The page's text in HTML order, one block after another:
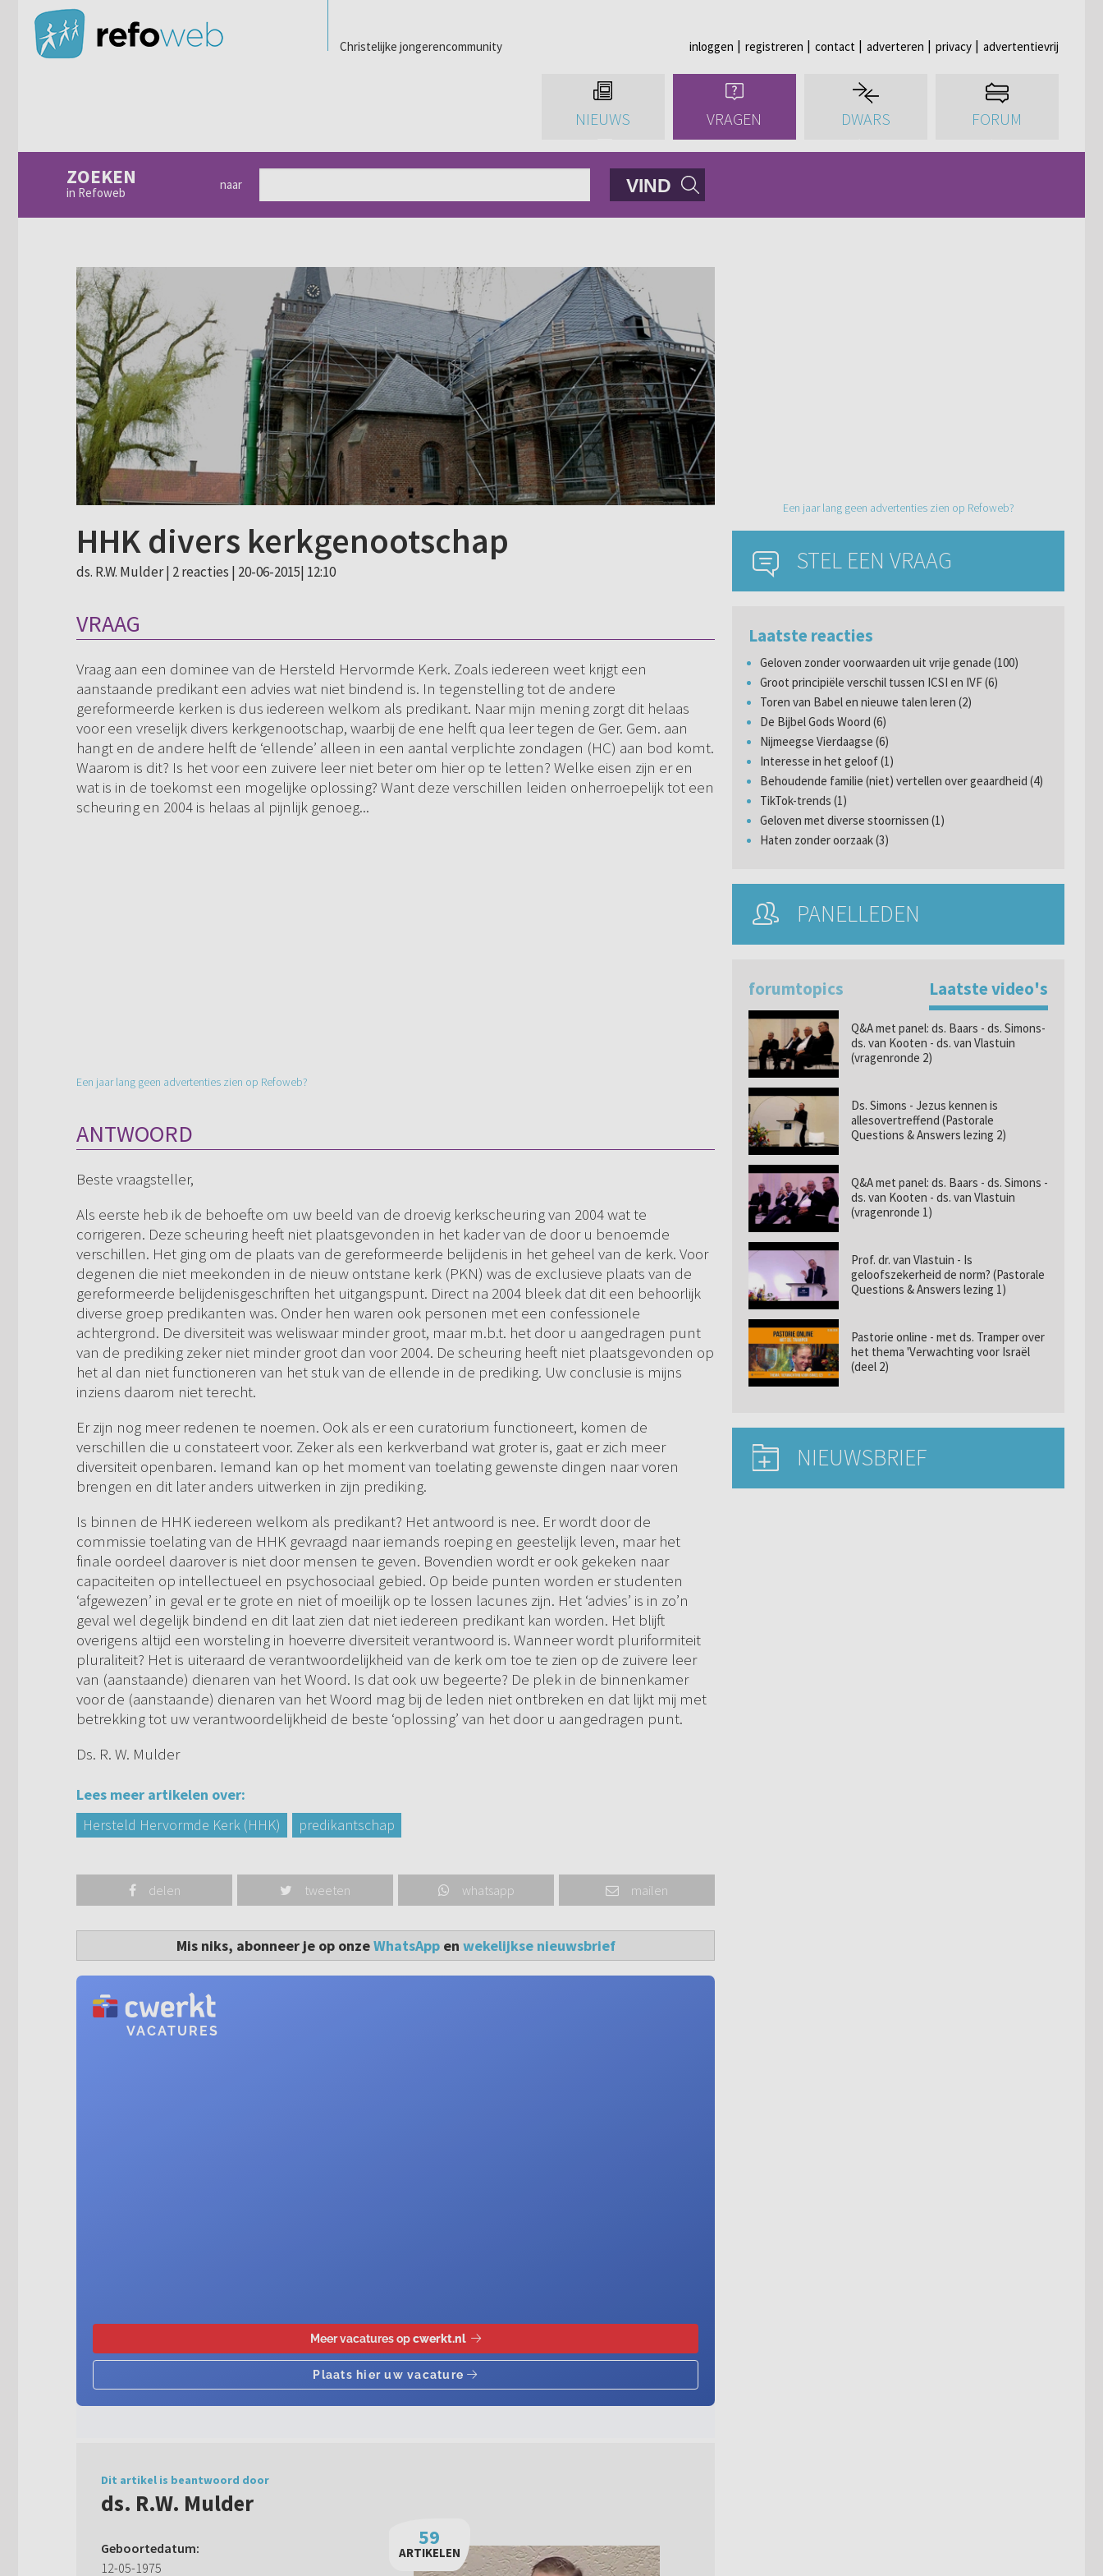
Christelijke jongerencommunity inloggen registreren contact adverteren privacy advertentievrij
NIEUWS VRAGEN DWARS FORUM
ZOEKEN
in Refoweb
naar VIND
HHK divers kerkgenootschap
ds. R.W. Mulder | 2 reacties | 20-06-2015| 12:10
VRAAG
Vraag aan een dominee van de Hersteld Hervormde Kerk. Zoals iedereen weet krijgt een
aanstaande predikant een advies wat niet bindend is. In tegenstelling tot de andere
gereformeerde kerken is dus iedereen welkom als predikant. Naar mijn mening zorgt dit helaas
voor een vreselijk divers kerkgenootschap, waarbij de ene helft qua leer tegen de Ger. Gem. aan
hangt en de andere helft de ‘ellende’ alleen in een aantal verplichte zondagen (HC) aan bod komt.
Waarom is dit? Is het voor een zuivere leer niet beter om hier op te letten? Welke eisen zijn er en
wat is in de toekomst een mogelijke oplossing? Want deze verschillen leiden onherroepelijk tot een
scheuring en 2004 is helaas al pijnlijk genoeg...
Een jaar lang geen advertenties zien op Refoweb?
ANTWOORD
Beste vraagsteller,
Als eerste heb ik de behoefte om uw beeld van de droevig kerkscheuring van 2004 wat te
corrigeren. Deze scheuring heeft niet plaatsgevonden in het kader van de door u benoemde
verschillen. Het ging om de plaats van de gereformeerde belijdenis in het geheel van de kerk. Voor
degenen die niet meekonden in de nieuw ontstane kerk (PKN) was de exclusieve plaats van de
gereformeerde belijdenisgeschriften het uitgangspunt. Direct na 2004 bleek dat dit een behoorlijk
diverse groep predikanten was. Onder hen waren ook personen met een confessionele
achtergrond. De diversiteit was weliswaar minder groot, maar m.b.t. het door u aangedragen punt
van de prediking zeker niet minder groot dan voor 2004. De scheuring heeft niet plaatsgevonden op
het al dan niet functioneren van het stuk van de ellende in de prediking. Uw conclusie is mijns
inziens daarom niet terecht.
Er zijn nog meer redenen te noemen. Ook als er een curatorium functioneert, komen de
verschillen die u constateert voor. Zeker als een kerkverband wat groter is, gaat er zich meer
diversiteit openbaren. Iemand kan op het moment van toelating gewenste dingen naar voren
brengen en dit later anders uitwerken in zijn prediking.
Is binnen de HHK iedereen welkom als predikant? Het antwoord is nee. Er wordt door de
commissie toelating van de HHK gevraagd naar iemands roeping en geestelijk leven, maar het
finale oordeel daarover is niet door mensen te geven. Bovendien wordt er ook gekeken naar
capaciteiten op intellectueel en psychosociaal gebied. Op beide punten worden er studenten
‘afgewezen’ in geval er te grote en niet of moeilijk op te lossen lacunes zijn. Het ‘advies’ is in zo’n
geval wel degelijk bindend en dit laat zien dat niet iedereen predikant kan worden. Het blijft
overigens altijd een worsteling in hoeverre diversiteit verantwoord is. Wanneer wordt pluriformiteit
pluraliteit? Het is uiteraard de verantwoordelijkheid van de kerk om toe te zien op de zuivere leer
van (aanstaande) dienaren van het Woord. Is dat ook uw begeerte? De plek in de binnenkamer
voor de (aanstaande) dienaren van het Woord mag bij de leden niet ontbreken en dat lijkt mij met
betrekking tot uw verantwoordelijkheid de beste ‘oplossing’ van het door u aangedragen punt.
Ds. R. W. Mulder
Lees meer artikelen over:
Hersteld Hervormde Kerk (HHK)
predikantschap
delen tweeten whatsapp mailen
Mis niks, abonneer je op onzeWhatsAppen wekelijkse nieuwsbrief
Dit artikel is beantwoord door
ds. R.W. Mulder
Geboortedatum:
12-05-1975
59
ARTIKELEN
Een jaar lang geen advertenties zien op Refoweb?
STEL EEN VRAAG
Laatste reacties
Geloven zonder voorwaarden uit vrije genade (100)
Groot principiële verschil tussen ICSI en IVF (6)
Toren van Babel en nieuwe talen leren (2)
De Bijbel Gods Woord (6)
Nijmeegse Vierdaagse (6)
Interesse in het geloof (1)
Behoudende familie (niet) vertellen over geaardheid (4)
TikTok-trends (1)
Geloven met diverse stoornissen (1)
Haten zonder oorzaak (3)
PANELLEDEN
forumtopics Laatste video's
Q&A met panel: ds. Baars - ds. Simons-
ds. van Kooten - ds. van Vlastuin
(vragenronde 2)
Ds. Simons - Jezus kennen is
allesovertreffend (Pastorale
Questions & Answers lezing 2)
Q&A met panel: ds. Baars - ds. Simons -
ds. van Kooten - ds. van Vlastuin
(vragenronde 1)
Prof. dr. van Vlastuin - Is
geloofszekerheid de norm? (Pastorale
Questions & Answers lezing 1)
Pastorie online - met ds. Tramper over
het thema 'Verwachting voor Israël
(deel 2)
NIEUWSBRIEF